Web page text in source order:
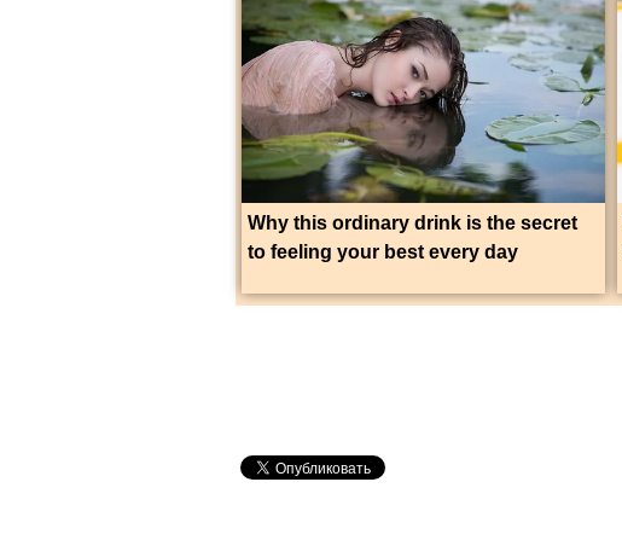
Why this ordinary drink is the secret
to feeling your best every day